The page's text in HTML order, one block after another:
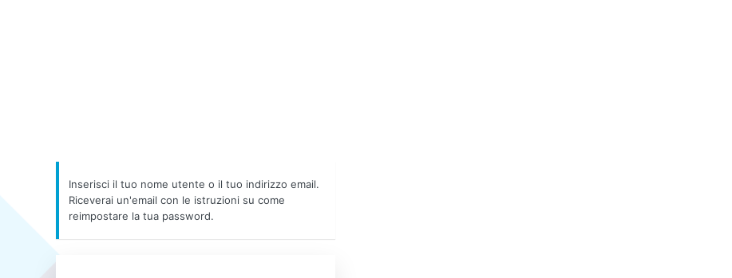
Inserisci il tuo nome utente o il tuo indirizzo email.
Riceverai un'email con le istruzioni su come
reimpostare la tua password.